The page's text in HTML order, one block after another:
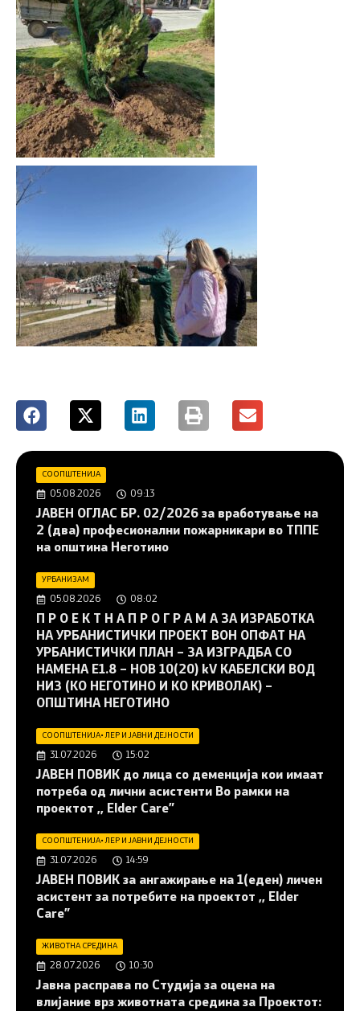
СООПШТЕНИЈА
05.08.2026 09:13
JAВЕН ОГЛАС БР. 02/2026 за вработување на
2 (два) професионални пожарникари во ТППЕ
на општина Неготино
УРБАНИЗАМ
05.08.2026 08:02
П Р О Е К Т Н А П Р О Г Р А М А ЗА ИЗРАБОТКА
НА УРБАНИСТИЧКИ ПРОЕКТ ВОН ОПФАТ НА
УРБАНИСТИЧКИ ПЛАН – ЗА ИЗГРАДБА СО
НАМЕНА Е1.8 – НОВ 10(20) kV КАБЕЛСКИ ВОД
НИЗ (КО НЕГОТИНО И КО КРИВОЛАК) –
ОПШТИНА НЕГОТИНО
СООПШТЕНИЈА•ЛЕР И ЈАВНИ ДЕЈНОСТИ
31.07.2026 15:02
JАВЕН ПОВИК до лица со деменција кои имаат
потреба од лични асистенти Во рамки на
проектот ,, Elder Care”
СООПШТЕНИЈА•ЛЕР И ЈАВНИ ДЕЈНОСТИ
31.07.2026 14:59
JАВЕН ПОВИК за ангажирање на 1(еден) личен
асистент за потребите на проектот ,, Elder
Care”
ЖИВОТНА СРЕДИНА
28.07.2026 10:30
Јавна расправа по Студија за оцена на
влијание врз животната средина за Проектот: